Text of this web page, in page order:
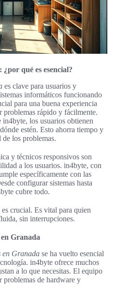
qué es esencial?
es clave para usuarios y
informáticos funcionando
para una buena experiencia
problemas rápido y fácilmente.
in4byte, los usuarios obtienen
estén. Esto ahorra tiempo y
los problemas.
y técnicos responsivos son
a los usuarios. in4byte, con
específicamente con las
configurar sistemas hasta
cubre todo.
crucial. Es vital para quien
sin interrupciones.
Granada
en Granada se ha vuelto esencial
in4byte ofrece muchos
a lo que necesitas. El equipo
problemas de hardware y